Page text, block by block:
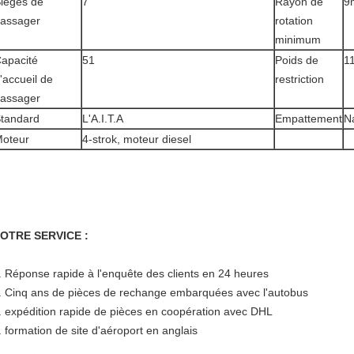
rotation
minimum
de
51
Poids de
restriction
L'A.I.T.A Empattement
4-strok, moteur diesel
SERVICE :
Réponse rapide à l'enquête des clients en 24 heures
Cinq ans de pièces de rechange embarquées avec l'autobus
expédition rapide de pièces en coopération avec DHL
formation de site d'aéroport en anglais